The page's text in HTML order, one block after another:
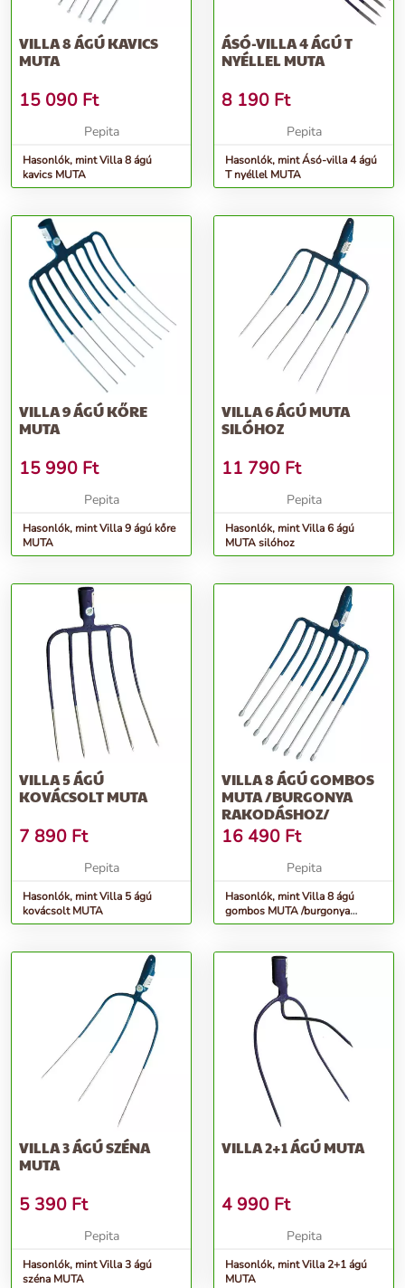
VILLA 8 ÁGÚ KAVICS
MUTA
15 090 Ft
Pepita
Hasonlók, mint Villa 8 ágú
kavics MUTA
ÁSÓ-VILLA 4 ÁGÚ T
NYÉLLEL MUTA
8 190 Ft
Pepita
Hasonlók, mint Ásó-villa 4 ágú
T nyéllel MUTA
VILLA 9 ÁGÚ KŐRE
MUTA
15 990 Ft
Pepita
Hasonlók, mint Villa 9 ágú kőre
MUTA
VILLA 6 ÁGÚ MUTA
SILÓHOZ
11 790 Ft
Pepita
Hasonlók, mint Villa 6 ágú
MUTA silóhoz
VILLA 5 ÁGÚ
KOVÁCSOLT MUTA
7 890 Ft
Pepita
Hasonlók, mint Villa 5 ágú
kovácsolt MUTA
VILLA 8 ÁGÚ GOMBOS
MUTA /BURGONYA
RAKODÁSHOZ/
16 490 Ft
Pepita
Hasonlók, mint Villa 8 ágú
gombos MUTA /burgonya
rakodáshoz/
VILLA 3 ÁGÚ SZÉNA
MUTA
5 390 Ft
Pepita
Hasonlók, mint Villa 3 ágú
széna MUTA
VILLA 2+1 ÁGÚ MUTA
4 990 Ft
Pepita
Hasonlók, mint Villa 2+1 ágú
MUTA